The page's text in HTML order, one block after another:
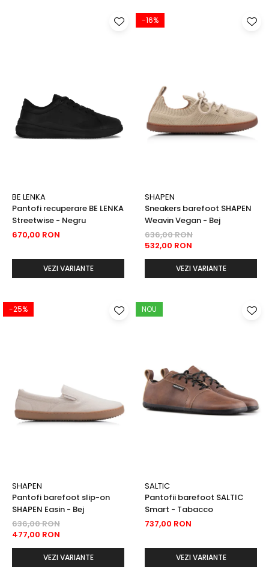
BE LENKA
Pantofi recuperare BE LENKA
Streetwise - Negru
670,00 RON
VEZI VARIANTE
-16%
SHAPEN
Sneakers barefoot SHAPEN
Weavin Vegan - Bej
636,00 RON
532,00 RON
VEZI VARIANTE
-25%
SHAPEN
Pantofi barefoot slip-on
SHAPEN Easin - Bej
636,00 RON
477,00 RON
VEZI VARIANTE
NOU
SALTIC
Pantofii barefoot SALTIC
Smart - Tabacco
737,00 RON
VEZI VARIANTE